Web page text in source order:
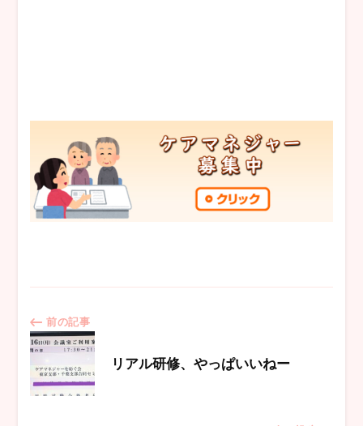
投
稿
ナ
前の記事
リアル研修、やっぱいいねー